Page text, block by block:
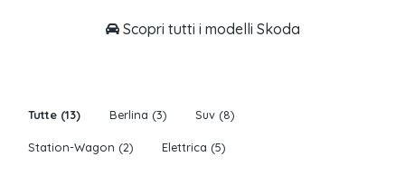
Scopri tutti i modelli Skoda
Tutte (13) Berlina (3) Suv (8)
Station-Wagon (2) Elettrica (5)